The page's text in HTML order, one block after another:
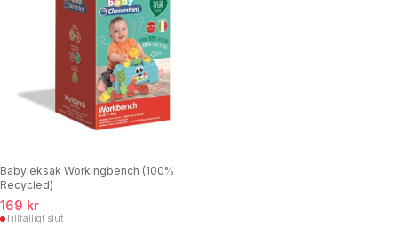
Babyleksak Workingbench (100%
Recycled)
169 kr
Tillfälligt slut